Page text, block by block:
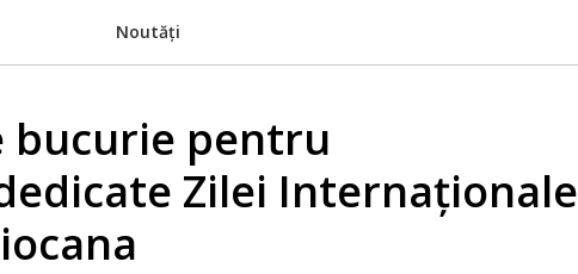
Noutăți
bucurie pentru
Zilei Internaționale